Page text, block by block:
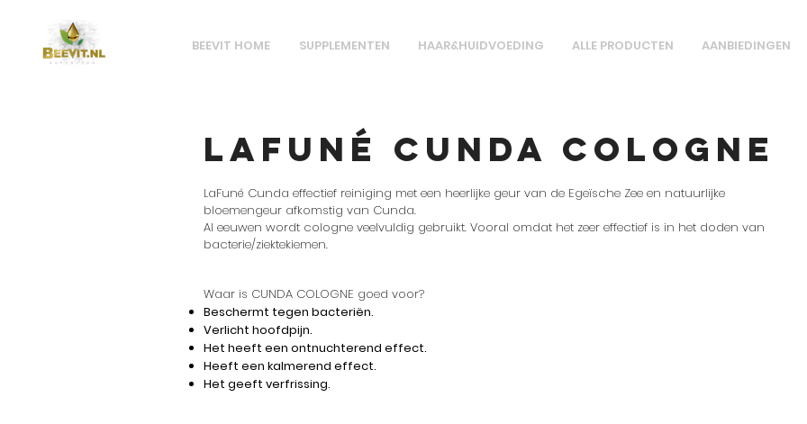
BEEVIT HOME SUPPLEMENTEN HAAR&HUIDVOEDING ALLE PRODUCTEN AANBIEDINGEN
LaFuné Cunda Cologne
LaFuné Cunda effectief reiniging met een heerlijke geur van de Egeïsche Zee en natuurlijke
bloemengeur afkomstig van Cunda.
Al eeuwen wordt cologne veelvuldig gebruikt. Vooral omdat het zeer effectief is in het doden van
bacterie/ziektekiemen.
Waar is CUNDA COLOGNE goed voor?
Beschermt tegen bacteriën.
Verlicht hoofdpijn.
Het heeft een ontnuchterend effect.
Heeft een kalmerend effect.
Het geeft verfrissing.